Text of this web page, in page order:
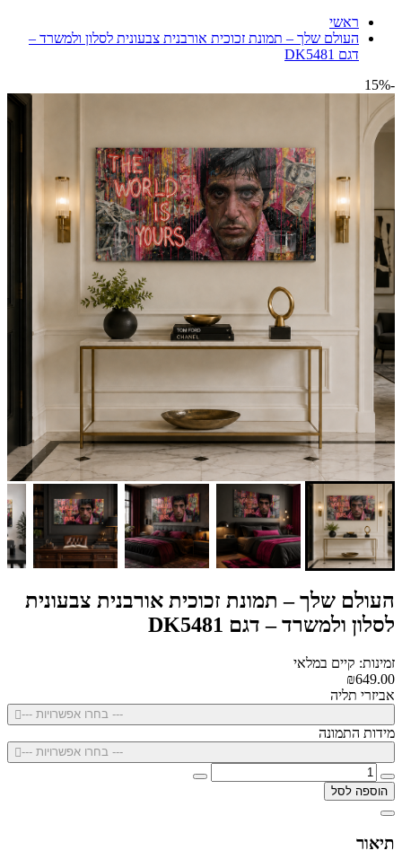
ראשי
העולם שלך – תמונת זכוכית אורבנית צבעונית לסלון ולמשרד –
דגם DK5481
-15%
העולם שלך – תמונת זכוכית אורבנית צבעונית
לסלון ולמשרד – דגם DK5481
זמינות: קיים במלאי
₪649.00
אביזרי תליה
--- בחרו אפשרויות ---
מידות התמונה
--- בחרו אפשרויות ---
הוספה לסל
תיאור